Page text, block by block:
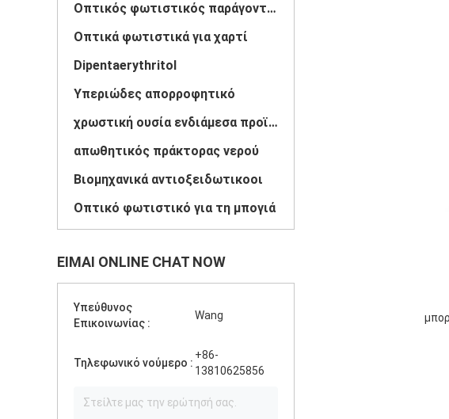
Οπτικός φωτιστικός παράγοντας
Οπτικά φωτιστικά για χαρτί
Dipentaerythritol
Υπεριώδες απορροφητικό
χρωστική ουσία ενδιάμεσα προϊόντα
απωθητικός πράκτορας νερού
Βιομηχανικά αντιοξειδωτικοοι
Οπτικό φωτιστικό για τη μπογιά
ΕΊΜΑΙ ONLINE CHAT NOW
Υπεύθυνος
Επικοινωνίας :
Wang
Τηλεφωνικό νούμερο :
+86-
13810625856